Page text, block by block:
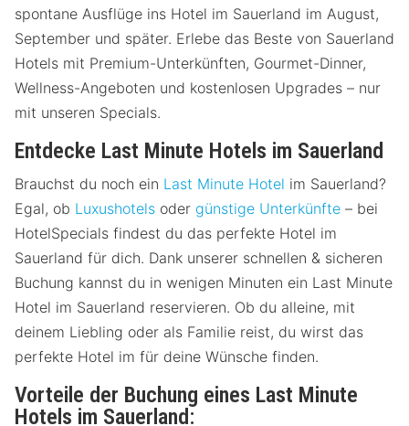
spontane Ausflüge ins Hotel im Sauerland im August,
September und später. Erlebe das Beste von Sauerland
Hotels mit Premium-Unterkünften, Gourmet-Dinner,
Wellness-Angeboten und kostenlosen Upgrades – nur
mit unseren Specials.
Entdecke Last Minute Hotels im Sauerland
Brauchst du noch ein Last Minute Hotel im Sauerland?
Egal, ob Luxushotels oder günstige Unterkünfte – bei
HotelSpecials findest du das perfekte Hotel im
Sauerland für dich. Dank unserer schnellen & sicheren
Buchung kannst du in wenigen Minuten ein Last Minute
Hotel im Sauerland reservieren. Ob du alleine, mit
deinem Liebling oder als Familie reist, du wirst das
perfekte Hotel im für deine Wünsche finden.
Vorteile der Buchung eines Last Minute
Hotels im Sauerland: